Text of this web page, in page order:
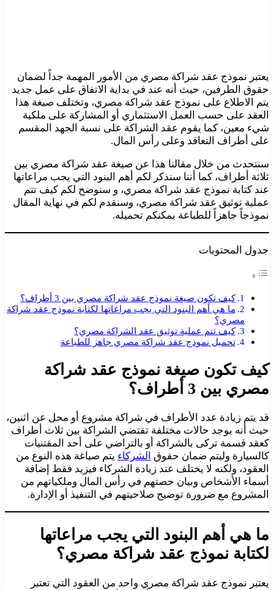
يعتبر نموذج عقد شراكة مصري من الأمور المهمة جداً لضمان
حقوق الطرفين، حيث أنه عند في بداية الاتفاق على عمل جديد
يتم الاطلاع على نموذج عقد شراكة مصري، وتختلف صيغة هذا
العقد على حسب العمل الاستثماري أو المشاركة على ملكية
شيء معين، كما يقوم عقد الشراكة على نسبة الجهد المقسم
على أطراف التعاقد وعلى رأس المال.
سنتحدث من خلال مقالنا هذا عن صيغة عقد شراكة مصري بين
ثلاثة أطراف، كما أننا سنذكر لكم أهم البنود التي يجب مراعاتها
عند كتابة نموذج عقد شراكة مصري، و سنوضح لكم كيف تتم
عملية توثيق عقد شراكة مصري، وسنقدم لكم في نهاية المقال
نموذجاً جاهزاً للطباعة يمكنكم تحميله.
جدول المحتويات
كيف تكون صيغة نموذج عقد شراكة مصري بين 3 أطراف؟
ما هي أهم البنود التي يجب مراعاتها لكتابة نموذج عقد شراكة
مصري؟
كيف تتم عملية توثيق عقد الشراكة مصري؟
تحميل نموذج عقد شراكة مصري جاهز للطباعة
كيف تكون صيغة نموذج عقد شراكة
مصري بين 3 أطراف؟
قد يتم زيادة عدد الأطراف في شراكة مشروع أو محل عن اثنين،
حيث أنه يوجد حالات مختلفة تقتضي الشراكة بين ثلاث أطراف
كعقد قسمة تركى بالشراكة أو بالتراضي على أحد المقتنيات
كالسيارة وليتم ضمان حقوق الشركاء يتم صياغة هذه النوع من
العقود، ولكنه لا يختلف عند زيادة الشركاء فيزيد فقط إضافة
أسماء الأشخاص وبيان حصتهم في رأس المال وملكياتهم من
المشروع مع ضرورة توضيح صلاحيتهم في التنفيذ أو الإدارة.
ما هي أهم البنود التي يجب مراعاتها
لكتابة نموذج عقد شراكة مصري؟
يعتبر نموذج عقد شراكة مصري واحد من العقود التي تعتبر